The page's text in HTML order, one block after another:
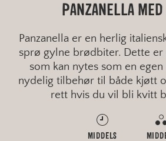
PANZANELLA MED
Panzanella er en herlig
sprø gylne brødbiter. Dette er
som kan nytes som en
nydelig tilbehør til både kjøtt
rett hvis du vil bli kvitt
MIDDELS